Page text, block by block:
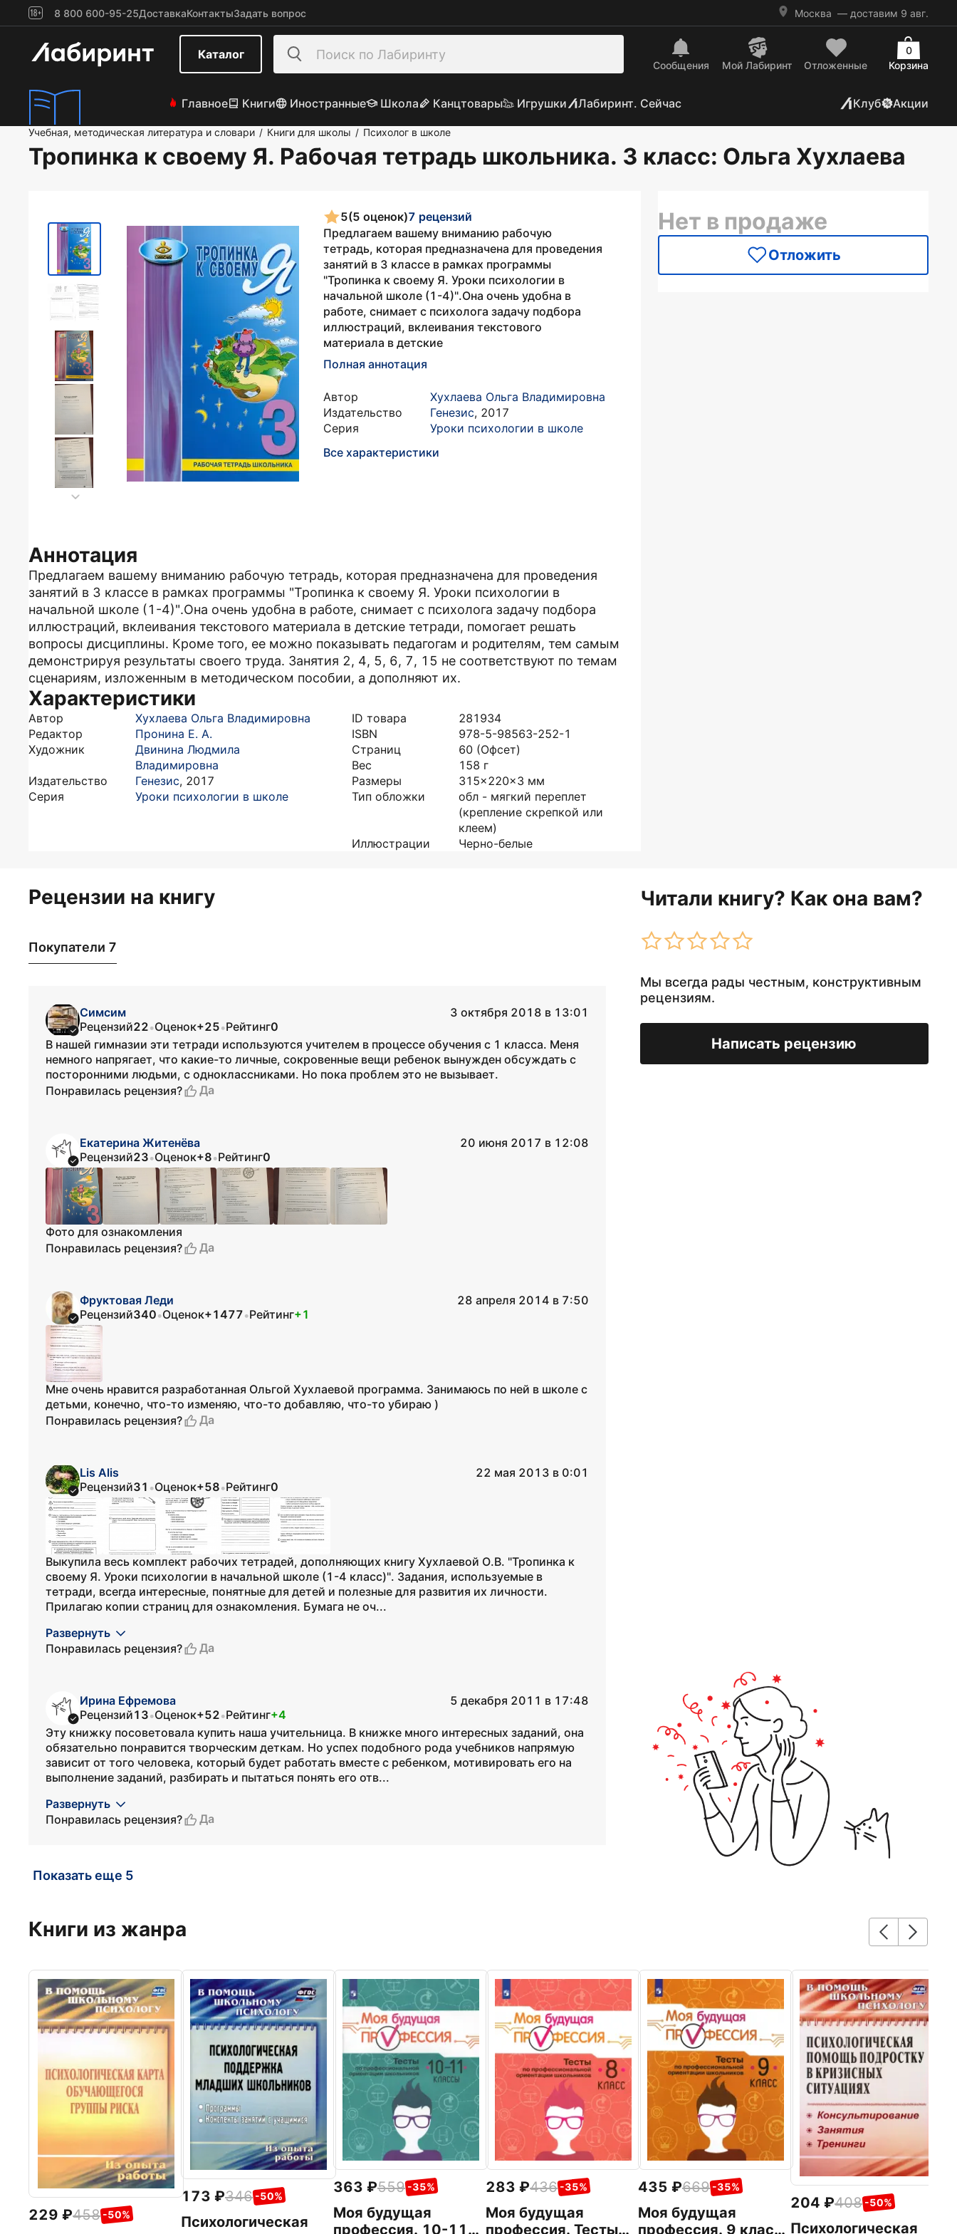
8 800 600-95-25ДоставкаКонтактыЗадать вопрос Москва — доставим 9 авг.
Каталог
Сообщения Mой Лабиринт Отложенные Корзина
0
Главное Книги Иностранные Школа Канцтовары Игрушки Лабиринт. Сейчас Клуб Акции
Учебная, методическая литература и словари / Книги для школы / Психолог в школе
Тропинка к своему Я. Рабочая тетрадь школьника. 3 класс: Ольга Хухлаева
5(5 оценок)7 рецензий
Предлагаем вашему вниманию рабочую
тетрадь, которая предназначена для проведения
занятий в 3 классе в рамках программы
"Тропинка к своему Я. Уроки психологии в
начальной школе (1-4)".Она очень удобна в
работе, снимает с психолога задачу подбора
иллюстраций, вклеивания текстового
материала в детские
Полная аннотация
Автор
Хухлаева Ольга Владимировна
Издательство
Генезис, 2017
Серия
Уроки психологии в школе
Все характеристики
Аннотация
Предлагаем вашему вниманию рабочую тетрадь, которая предназначена для проведения
занятий в 3 классе в рамках программы "Тропинка к своему Я. Уроки психологии в
начальной школе (1-4)".Она очень удобна в работе, снимает с психолога задачу подбора
иллюстраций, вклеивания текстового материала в детские тетради, помогает решать
вопросы дисциплины. Кроме того, ее можно показывать педагогам и родителям, тем самым
демонстрируя результаты своего труда. Занятия 2, 4, 5, 6, 7, 15 не соответствуют по темам
сценариям, изложенным в методическом пособии, а дополняют их.
Характеристики
Автор
Хухлаева Ольга Владимировна
Редактор
Пронина Е. А.
Художник
Двинина Людмила
Владимировна
Издательство
Генезис, 2017
Серия
Уроки психологии в школе
ID товара
281934
ISBN
978-5-98563-252-1
Страниц
60 (Офсет)
Вес
158 г
Размеры
315x220x3 мм
Тип обложки
обл - мягкий переплет
(крепление скрепкой или
клеем)
Иллюстрации
Черно-белые
Нет в продаже
Отложить
Рецензии на книгу Читали книгу? Как она вам?
Мы всегда рады честным, конструктивным
рецензиям.
Написать рецензию
Покупатели 7
Симсим
3 октября 2018 в 13:01
Рецензий22•Оценок+25•Рейтинг0
В нашей гимназии эти тетради используются учителем в процессе обучения с 1 класса. Меня
немного напрягает, что какие-то личные, сокровенные вещи ребенок вынужден обсуждать с
посторонними людьми, с одноклассниками. Но пока проблем это не вызывает.
Понравилась рецензия?
Да
Екатерина Житенёва
20 июня 2017 в 12:08
Рецензий23•Оценок+8•Рейтинг0
Фото для ознакомления
Понравилась рецензия?
Да
Фруктовая Леди
28 апреля 2014 в 7:50
Рецензий340•Оценок+1477•Рейтинг+1
Мне очень нравится разработанная Ольгой Хухлаевой программа. Занимаюсь по ней в школе с
детьми, конечно, что-то изменяю, что-то добавляю, что-то убираю )
Понравилась рецензия?
Да
Lis Alis
22 мая 2013 в 0:01
Рецензий31 •Оценок+58•Рейтинг0
Выкупила весь комплект рабочих тетрадей, дополняющих книгу Хухлаевой О.В. "Тропинка к
своему Я. Уроки психологии в начальной школе (1-4 класс)". Задания, используемые в
тетради, всегда интересные, понятные для детей и полезные для развития их личности.
Прилагаю копии страниц для ознакомления. Бумага не оч...
Развернуть
Понравилась рецензия?
Да
Ирина Ефремова
5 декабря 2011 в 17:48
Рецензий13•Оценок+52•Рейтинг+4
Эту книжку посоветовала купить наша учительница. В книжке много интересных заданий, она
обязательно понравится творческим деткам. Но успех подобного рода учебников напрямую
зависит от того человека, который будет работать вместе с ребенком, мотивировать его на
выполнение заданий, разбирать и пытаться понять его отв...
Развернуть
Понравилась рецензия?
Да
Показать еще 5
Книги из жанра
229 458 -50%
173 346 -50%
Психологическая
363 559 -35%
Моя будущая
профессия. 10-11
283 436 -35%
Моя будущая
профессия. Тесты
435 669 -35%
Моя будущая
профессия. 9 класс.
204 408 -50%
Психологическая